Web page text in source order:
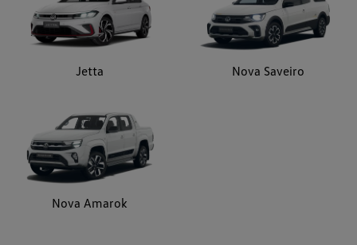
Jetta Nova Saveiro
Nova Amarok